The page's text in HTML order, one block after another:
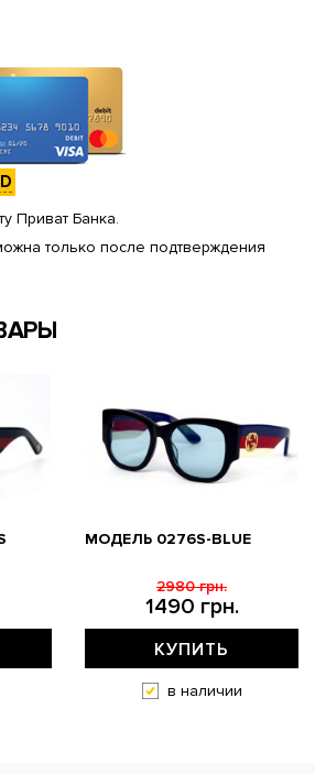
Приват Банка.
только после подтверждения
МОДЕЛЬ 0276S-BLUE
1490 грн.
2980 грн.
КУПИТЬ
в наличии